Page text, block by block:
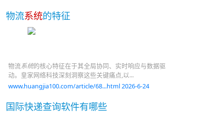
物流系统的特征
物流系统的核心特征在于其全局协同、实时响应与数据驱
动。皇家网络科技深刻洞察这些关键痛点,以...
www.huangjia100.com/article/68...html 2026-6-24
国际快递查询软件有哪些